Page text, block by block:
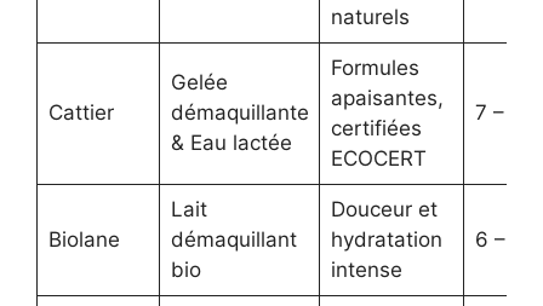
naturels
Cattier
Gelée
démaquillante
& Eau lactée
Formules
apaisantes,
certifiées
ECOCERT
7 – 12
Biolane
Lait
démaquillant
bio
Douceur et
hydratation
intense
6 – 10